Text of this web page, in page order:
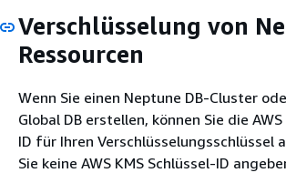
Verschlüsselung von
Ressourcen
Wenn Sie einen Neptune DB-Cluster
Global DB erstellen, können Sie die
ID für Ihren Verschlüsselungsschlüssel
Sie keine AWS KMS Schlüssel-ID